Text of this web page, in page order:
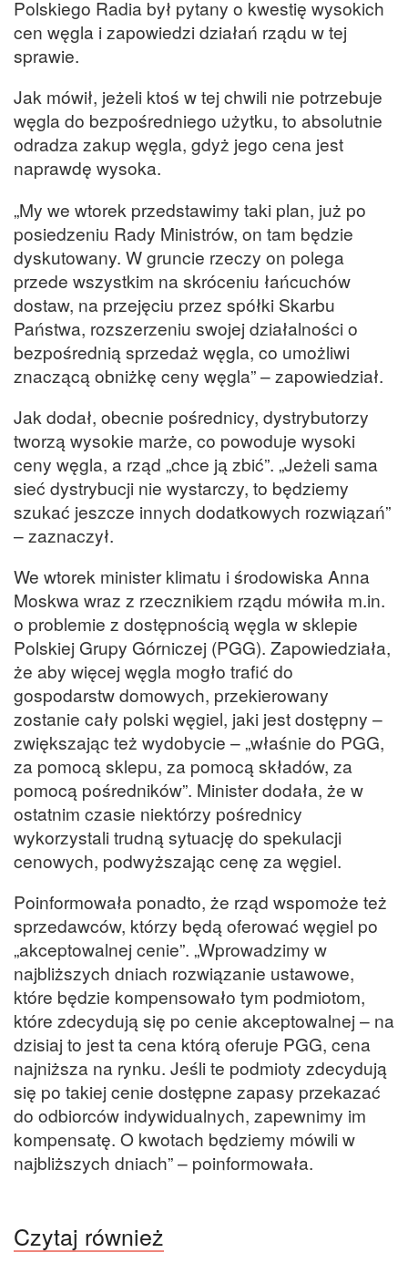
Polskiego Radia był pytany o kwestię wysokich
cen węgla i zapowiedzi działań rządu w tej
sprawie.
Jak mówił, jeżeli ktoś w tej chwili nie potrzebuje
węgla do bezpośredniego użytku, to absolutnie
odradza zakup węgla, gdyż jego cena jest
naprawdę wysoka.
„My we wtorek przedstawimy taki plan, już po
posiedzeniu Rady Ministrów, on tam będzie
dyskutowany. W gruncie rzeczy on polega
przede wszystkim na skróceniu łańcuchów
dostaw, na przejęciu przez spółki Skarbu
Państwa, rozszerzeniu swojej działalności o
bezpośrednią sprzedaż węgla, co umożliwi
znaczącą obniżkę ceny węgla” – zapowiedział.
Jak dodał, obecnie pośrednicy, dystrybutorzy
tworzą wysokie marże, co powoduje wysoki
ceny węgla, a rząd „chce ją zbić”. „Jeżeli sama
sieć dystrybucji nie wystarczy, to będziemy
szukać jeszcze innych dodatkowych rozwiązań”
– zaznaczył.
We wtorek minister klimatu i środowiska Anna
Moskwa wraz z rzecznikiem rządu mówiła m.in.
o problemie z dostępnością węgla w sklepie
Polskiej Grupy Górniczej (PGG). Zapowiedziała,
że aby więcej węgla mogło trafić do
gospodarstw domowych, przekierowany
zostanie cały polski węgiel, jaki jest dostępny –
zwiększając też wydobycie – „właśnie do PGG,
za pomocą sklepu, za pomocą składów, za
pomocą pośredników”. Minister dodała, że w
ostatnim czasie niektórzy pośrednicy
wykorzystali trudną sytuację do spekulacji
cenowych, podwyższając cenę za węgiel.
Poinformowała ponadto, że rząd wspomoże też
sprzedawców, którzy będą oferować węgiel po
„akceptowalnej cenie”. „Wprowadzimy w
najbliższych dniach rozwiązanie ustawowe,
które będzie kompensowało tym podmiotom,
które zdecydują się po cenie akceptowalnej – na
dzisiaj to jest ta cena którą oferuje PGG, cena
najniższa na rynku. Jeśli te podmioty zdecydują
się po takiej cenie dostępne zapasy przekazać
do odbiorców indywidualnych, zapewnimy im
kompensatę. O kwotach będziemy mówili w
najbliższych dniach” – poinformowała.
Czytaj również